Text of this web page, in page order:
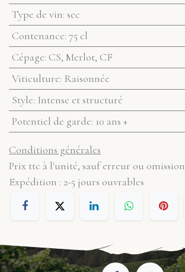
Type de vin: sec
Contenance: 75 cl
Cépage: CS, Merlot, CF
Viticulture: Raisonnée
Style: Intense et structuré
Potentiel de garde: 10 ans +
Conditions générales
Prix ttc à l'unité, sauf erreur ou omission
Expédition : 2-5 jours ouvrables